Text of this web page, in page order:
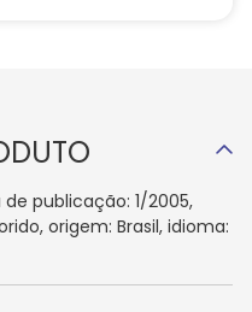
de publicação: 1/2005,
origem: Brasil, idioma: